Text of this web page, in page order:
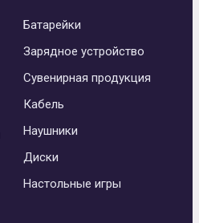
Батарейки
Зарядное устройство
Сувенирная продукция
Кабель
Наушники
Диски
Настольные игры